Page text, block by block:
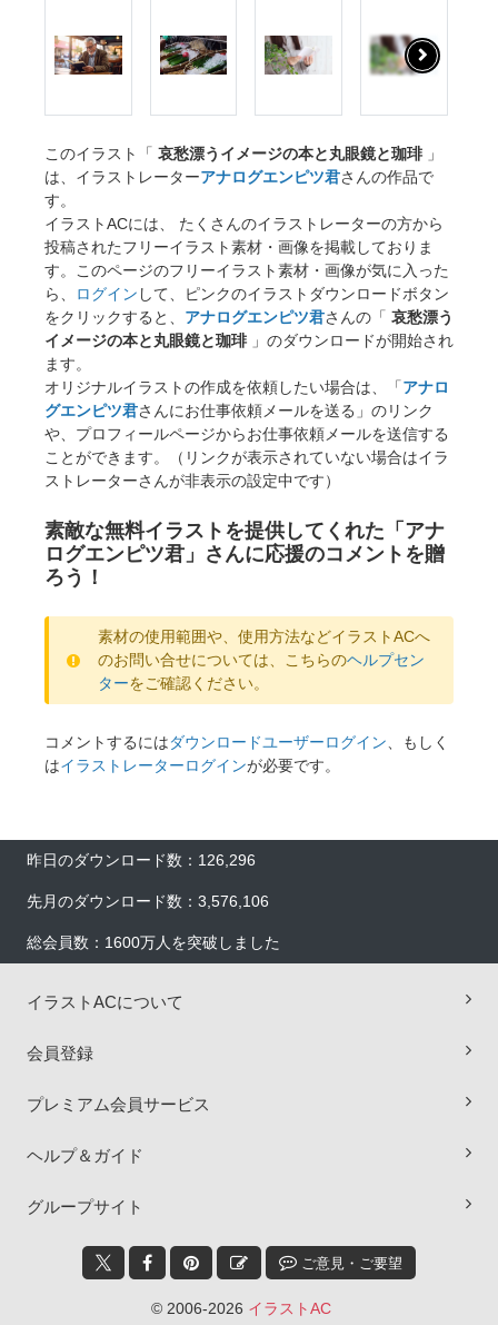
このイラスト「 哀愁漂うイメージの本と丸眼鏡と珈琲 」
は、イラストレーターアナログエンピツ君さんの作品で
す。
イラストACには、 たくさんのイラストレーターの方から
投稿されたフリーイラスト素材・画像を掲載しておりま
す。このページのフリーイラスト素材・画像が気に入った
ら、
ログイン して、ピンクのイラストダウンロードボタン
をクリックすると、 アナログエンピツ君さんの「 哀愁漂う
イメージの本と丸眼鏡と珈琲 」のダウンロードが開始され
ます。
オリジナルイラストの作成を依頼したい場合は、「アナロ
グエンピツ君さんにお仕事依頼メールを送る」のリンク
や、プロフィールページからお仕事依頼メールを送信する
ことができます。（リンクが表示されていない場合はイラ
ストレーターさんが非表示の設定中です）
素敵な無料イラストを提供してくれた「アナ
ログエンピツ君」さんに応援のコメントを贈
ろう！
素材の使用範囲や、使用方法などイラストACへ
のお問い合せについては、こちらのヘルプセン
ターをご確認ください。
コメントするにはダウンロードユーザーログイン、もしく
はイラストレーターログインが必要です。
昨日のダウンロード数：126,296
先月のダウンロード数：3,576,106
総会員数：1600万人を突破しました
イラストACについて
会員登録
プレミアム会員サービス
ヘルプ＆ガイド
グループサイト
ご意見・ご要望
© 2006-2026 イラストAC